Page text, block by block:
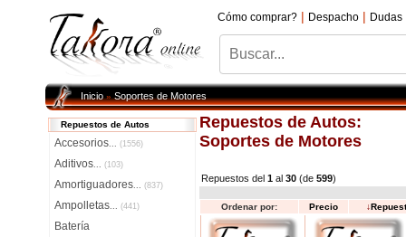
Cómo comprar? | Despacho | Dudas
Inicio»Soportes de Motores
Repuestos de Autos
Accesorios... (1556)
Aditivos... (103)
Amortiguadores... (837)
Ampolletas... (441)
Batería
Repuestos de Autos:
Soportes de Motores
Repuestos del 1 al 30 (de 599)
Ordenar por: Precio ↓